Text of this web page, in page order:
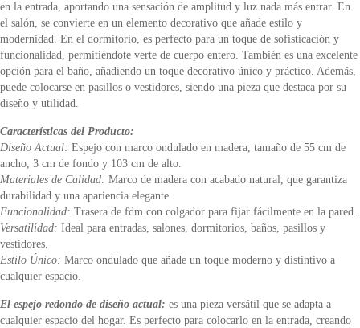
en la entrada, aportando una sensación de amplitud y luz nada más entrar. En
el salón, se convierte en un elemento decorativo que añade estilo y
modernidad. En el dormitorio, es perfecto para un toque de sofisticación y
funcionalidad, permitiéndote verte de cuerpo entero. También es una excelente
opción para el baño, añadiendo un toque decorativo único y práctico. Además,
puede colocarse en pasillos o vestidores, siendo una pieza que destaca por su
diseño y utilidad.
Características del Producto:
Diseño Actual: Espejo con marco ondulado en madera, tamaño de 55 cm de
ancho, 3 cm de fondo y 103 cm de alto.
Materiales de Calidad: Marco de madera con acabado natural, que garantiza
durabilidad y una apariencia elegante.
Funcionalidad: Trasera de fdm con colgador para fijar fácilmente en la pared.
Versatilidad: Ideal para entradas, salones, dormitorios, baños, pasillos y
vestidores.
Estilo Único: Marco ondulado que añade un toque moderno y distintivo a
cualquier espacio.
El espejo redondo de diseño actual: es una pieza versátil que se adapta a
cualquier espacio del hogar. Es perfecto para colocarlo en la entrada, creando